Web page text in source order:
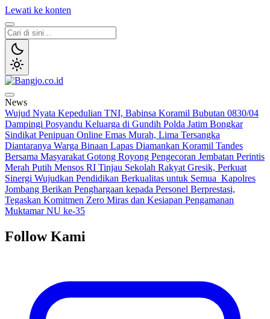
Lewati ke konten
Bangjo.co.id
Berani, Tegas, Terpercaya
News
Wujud Nyata Kepedulian TNI, Babinsa Koramil Bubutan 0830/04
Dampingi Posyandu Keluarga di Gundih Polda Jatim Bongkar
Sindikat Penipuan Online Emas Murah, Lima Tersangka
Diantaranya Warga Binaan Lapas Diamankan Koramil Tandes
Bersama Masyarakat Gotong Royong Pengecoran Jembatan Perintis
Merah Putih Mensos RI Tinjau Sekolah Rakyat Gresik, Perkuat
Sinergi Wujudkan Pendidikan Berkualitas untuk Semua Kapolres
Jombang Berikan Penghargaan kepada Personel Berprestasi,
Tegaskan Komitmen Zero Miras dan Kesiapan Pengamanan
Muktamar NU ke-35
Follow Kami